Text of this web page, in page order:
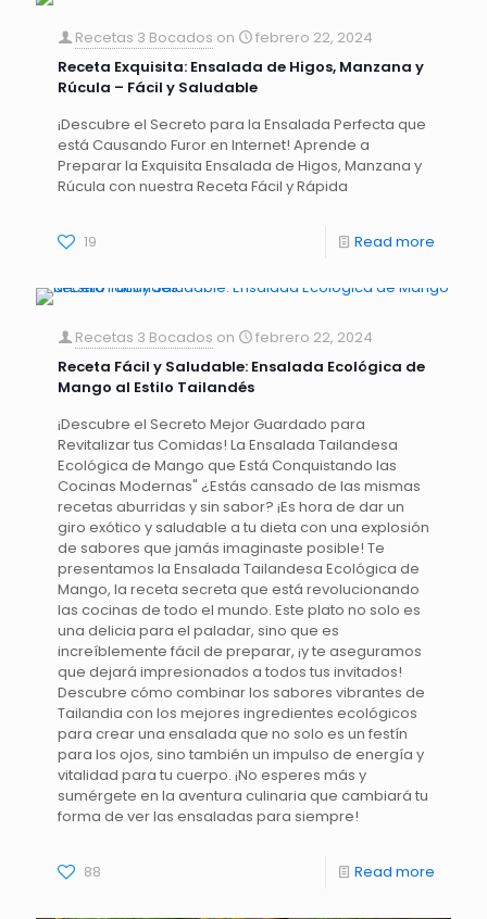
Recetas 3 Bocados on
febrero 22, 2024
Receta Exquisita: Ensalada de Higos, Manzana y
Rúcula – Fácil y Saludable
¡Descubre el Secreto para la Ensalada Perfecta que
está Causando Furor en Internet! Aprende a
Preparar la Exquisita Ensalada de Higos, Manzana y
Rúcula con nuestra Receta Fácil y Rápida
19 Read more
Recetas 3 Bocados on
febrero 22, 2024
Receta Fácil y Saludable: Ensalada Ecológica de
Mango al Estilo Tailandés
¡Descubre el Secreto Mejor Guardado para
Revitalizar tus Comidas! La Ensalada Tailandesa
Ecológica de Mango que Está Conquistando las
Cocinas Modernas" ¿Estás cansado de las mismas
recetas aburridas y sin sabor? ¡Es hora de dar un
giro exótico y saludable a tu dieta con una explosión
de sabores que jamás imaginaste posible! Te
presentamos la Ensalada Tailandesa Ecológica de
Mango, la receta secreta que está revolucionando
las cocinas de todo el mundo. Este plato no solo es
una delicia para el paladar, sino que es
increíblemente fácil de preparar, ¡y te aseguramos
que dejará impresionados a todos tus invitados!
Descubre cómo combinar los sabores vibrantes de
Tailandia con los mejores ingredientes ecológicos
para crear una ensalada que no solo es un festín
para los ojos, sino también un impulso de energía y
vitalidad para tu cuerpo. ¡No esperes más y
sumérgete en la aventura culinaria que cambiará tu
forma de ver las ensaladas para siempre!
88 Read more